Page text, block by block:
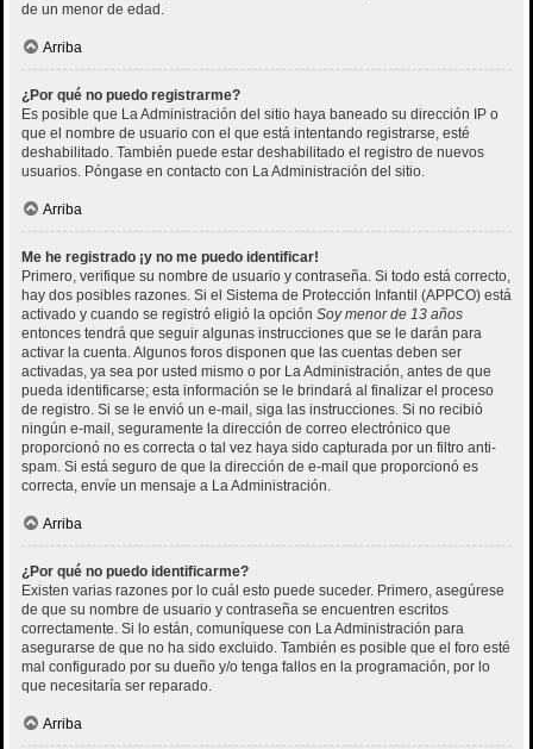
de un menor de edad.
Arriba
¿Por qué no puedo registrarme?
Es posible que La Administración del sitio haya baneado su dirección IP o
que el nombre de usuario con el que está intentando registrarse, esté
deshabilitado. También puede estar deshabilitado el registro de nuevos
usuarios. Póngase en contacto con La Administración del sitio.
Arriba
Me he registrado ¡y no me puedo identificar!
Primero, verifique su nombre de usuario y contraseña. Si todo está correcto,
hay dos posibles razones. Si el Sistema de Protección Infantil (APPCO) está
activado y cuando se registró eligió la opción Soy menor de 13 años
entonces tendrá que seguir algunas instrucciones que se le darán para
activar la cuenta. Algunos foros disponen que las cuentas deben ser
activadas, ya sea por usted mismo o por La Administración, antes de que
pueda identificarse; esta información se le brindará al finalizar el proceso
de registro. Si se le envió un e-mail, siga las instrucciones. Si no recibió
ningún e-mail, seguramente la dirección de correo electrónico que
proporcionó no es correcta o tal vez haya sido capturada por un filtro anti-
spam. Si está seguro de que la dirección de e-mail que proporcionó es
correcta, envíe un mensaje a La Administración.
Arriba
¿Por qué no puedo identificarme?
Existen varias razones por lo cuál esto puede suceder. Primero, asegúrese
de que su nombre de usuario y contraseña se encuentren escritos
correctamente. Si lo están, comuníquese con La Administración para
asegurarse de que no ha sido excluido. También es posible que el foro esté
mal configurado por su dueño y/o tenga fallos en la programación, por lo
que necesitaría ser reparado.
Arriba